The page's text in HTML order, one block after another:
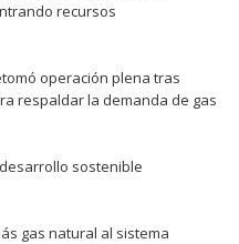
recursos
operación plena tras
respaldar la demanda de gas
sostenible
gas natural al sistema